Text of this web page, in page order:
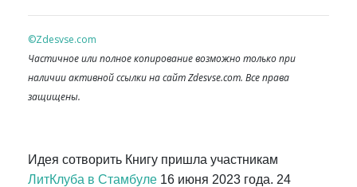
©Zdesvse.com
Частичное или полное копирование возможно только при
наличии активной ссылки на сайт Zdesvse.com. Все права
защищены.
Идея сотворить Книгу пришла участникам
ЛитКлуба в Стамбуле 16 июня 2023 года. 24